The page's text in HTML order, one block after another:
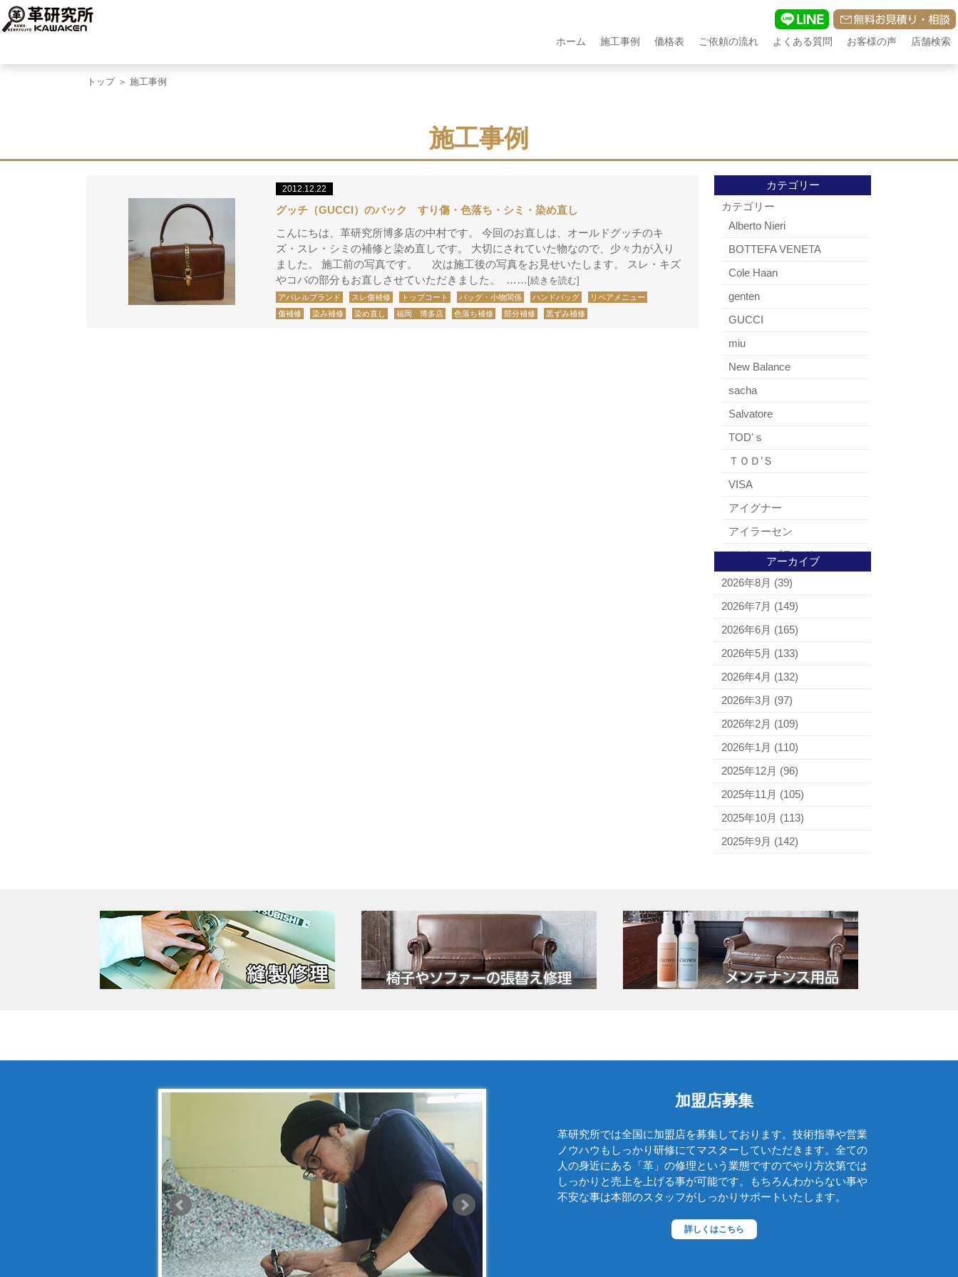
ホーム 施工事例 価格表 ご依頼の流れ よくある質問 お客様の声 店舗検索
トップ＞ 施工事例
施工事例
2012.12.22
グッチ（GUCCI）のバック すり傷・色落ち・シミ・染め直し
こんにちは、革研究所博多店の中村です。 今回のお直しは、オールドグッチのキ
ズ・スレ・シミの補修と染め直しです。 大切にされていた物なので、少々力が入り
ました。 施工前の写真です。 次は施工後の写真をお見せいたします。 スレ・キズ
やコバの部分もお直しさせていただきました。 …… [続きを読む]
アパレルブランド スレ傷補修 トップコート バッグ・小物関係 ハンドバッグ
リペアメニュー
傷補修
染み補修 染め直し 福岡 博多店 色落ち補修 部分補修 黒ずみ補修
カテゴリー
カテゴリー
Alberto Nieri
BOTTEFA VENETA
Cole Haan
genten
GUCCI
miu
New Balance
sacha
Salvatore
TOD'ｓ
ＴＯＤ’Ｓ
VISA
アイグナー
アイラーセン
アパレルブランド
BALLY
ＵＧＧ
アナスイ
アニエスベー
アルマーニ
アレン・エドモンズ
アンナ モリナーリ
イブ・サンローラン
ヴェロ・キーオ
ウンガロ
エヴー
エミリオ・プッチ
エルメス
カンペール
ギ・ラロッシュ
グッチ
コールハーン
コモドール
ゴヤール
サザビー
ジミーチュウ
アーカイブ
2026年8月 (39)
2026年7月 (149)
2026年6月 (165)
2026年5月 (133)
2026年4月 (132)
2026年3月 (97)
2026年2月 (109)
2026年1月 (110)
2025年12月 (96)
2025年11月 (105)
2025年10月 (113)
2025年9月 (142)
加盟店募集
革研究所では全国に加盟店を募集しております。技術指導や営業
ノウハウもしっかり研修にてマスターしていただきます。全ての
人の身近にある「革」の修理という業態ですのでやり方次第では
しっかりと売上を上げる事が可能です。もちろんわからない事や
不安な事は本部のスタッフがしっかりサポートいたします。
詳しくはこちら